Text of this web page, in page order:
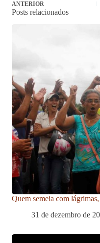
ANTERIOR
Posts relacionados
Quem semeia com
31 de dezembro de